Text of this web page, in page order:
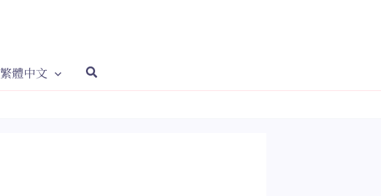
繁體中文